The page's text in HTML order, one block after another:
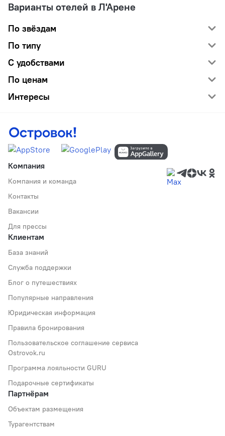
Варианты отелей в Л'Арене
По звёздам
По типу
С удобствами
По ценам
Интересы
Компания
Компания и команда
Контакты
Вакансии
Для прессы
Клиентам
База знаний
Служба поддержки
Блог о путешествиях
Популярные направления
Юридическая информация
Правила бронирования
Пользовательское соглашение сервиса
Ostrovok.ru
Программа лояльности GURU
Подарочные сертификаты
Партнёрам
Объектам размещения
Турагентствам